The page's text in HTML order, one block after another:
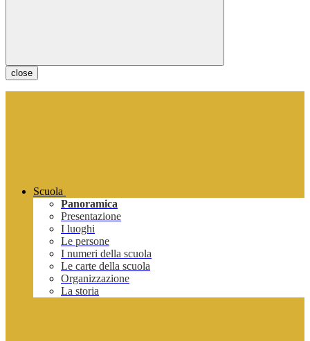
close
Scuola
Panoramica
Presentazione
I luoghi
Le persone
I numeri della scuola
Le carte della scuola
Organizzazione
La storia